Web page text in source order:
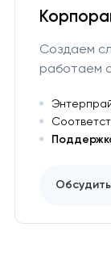
Создаем
работаем с